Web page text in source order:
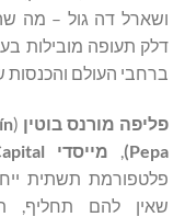
ושארל דה גול – מה
ברחבי העולם והכנסות שנתיות
פליפה מורנס בוטין (
Pepa
) מייסדי
שאין להם תחליף,